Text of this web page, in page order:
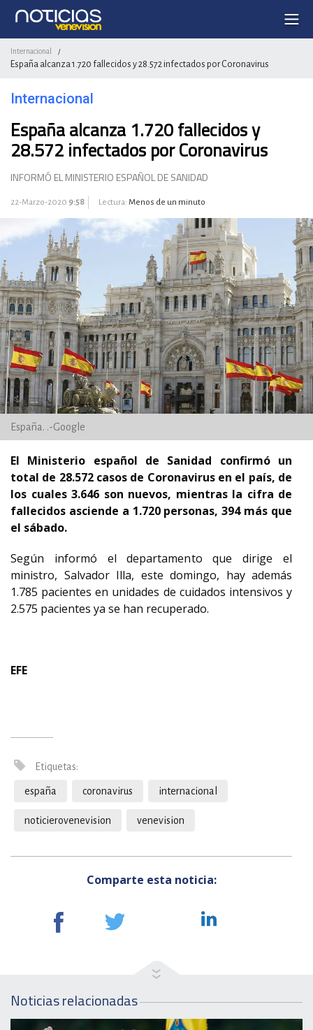
Internacional /
España alcanza 1.720 fallecidos y 28.572 infectados por Coronavirus
Internacional
España alcanza 1.720 fallecidos y
28.572 infectados por Coronavirus
INFORMÓ EL MINISTERIO ESPAÑOL DE SANIDAD
22-Marzo-2020 9:58 Lectura: Menos de un minuto
España. .-Google
El Ministerio español de Sanidad confirmó un
total de 28.572 casos de Coronavirus en el país, de
los cuales 3.646 son nuevos, mientras la cifra de
fallecidos asciende a 1.720 personas, 394 más que
el sábado.
Según informó el departamento que dirige el
ministro, Salvador Illa, este domingo, hay además
1.785 pacientes en unidades de cuidados intensivos y
2.575 pacientes ya se han recuperado.
EFE
Etiquetas:
españa coronavirus internacional
noticierovenevision venevision
Comparte esta noticia:
Noticias relacionadas